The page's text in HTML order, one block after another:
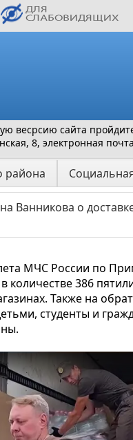
весрсию сайта
8, электронная почта
района
Ванникова о
МЧС России по
386
Также на
студенты и